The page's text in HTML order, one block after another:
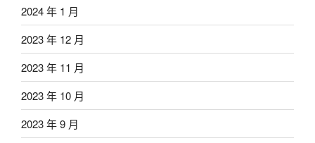
2024 年 1 月
2023 年 12 月
2023 年 11 月
2023 年 10 月
2023 年 9 月